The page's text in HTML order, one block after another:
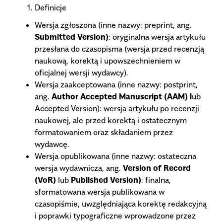
Definicje
Wersja zgłoszona (inne nazwy: preprint, ang.
Submitted Version): oryginalna wersja artykułu
przesłana do czasopisma (wersja przed recenzją
naukową, korektą i upowszechnieniem w
oficjalnej wersji wydawcy).
Wersja zaakceptowana (inne nazwy: postprint,
ang. Author Accepted Manuscript (AAM) lub
Accepted Version): wersja artykułu po recenzji
naukowej, ale przed korektą i ostatecznym
formatowaniem oraz składaniem przez
wydawcę.
Wersja opublikowana (inne nazwy: ostateczna
wersja wydawnicza, ang. Version of Record
(VoR) lub Published Version): finalna,
sformatowana wersja publikowana w
czasopiśmie, uwzględniająca korektę redakcyjną
i poprawki typograficzne wprowadzone przez